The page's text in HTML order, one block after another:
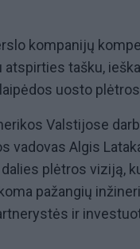
kompanijų
atspirties tašku,
uosto
Valstijose
vadovas Algis
plėtros viziją,
pažangių
ir